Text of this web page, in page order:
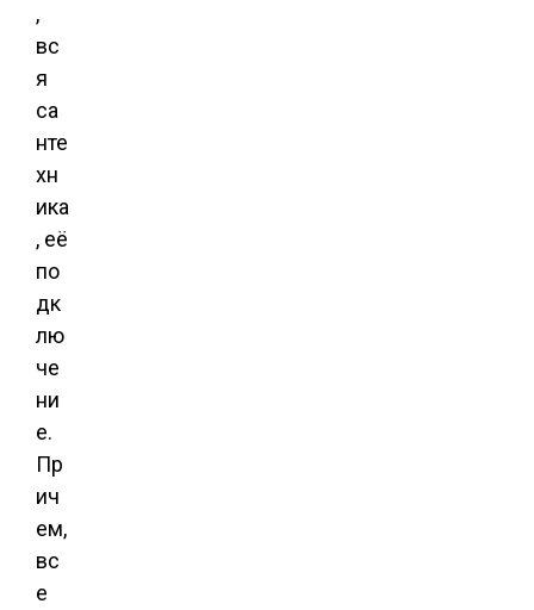
,
вс
я
са
нте
хн
ика
, её
по
дк
лю
че
ни
е.
Пр
ич
ем,
вс
е